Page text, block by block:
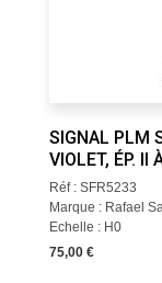
SIGNAL PLM
VIOLET, ÉP. II
Réf : SFR5233
Marque : Rafael
Echelle : H0
75,00 €